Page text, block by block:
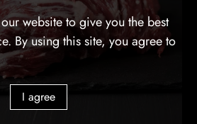
website to give you the best
By using this site, you agree to
I agree